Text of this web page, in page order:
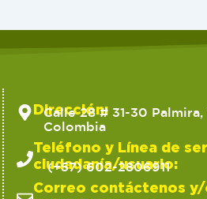
Dirección:
Calle 28 # 31-30 Palmira,
Colombia
Teléfono y Línea de
ciudadanía/usuario:
(+57) 602-2806911
Correo contáctenos